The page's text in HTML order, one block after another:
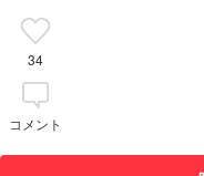
34
コメント